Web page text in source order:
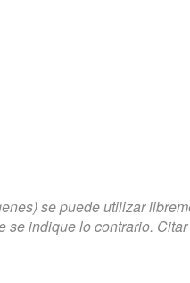
se puede utilizar
se indique lo contrario.